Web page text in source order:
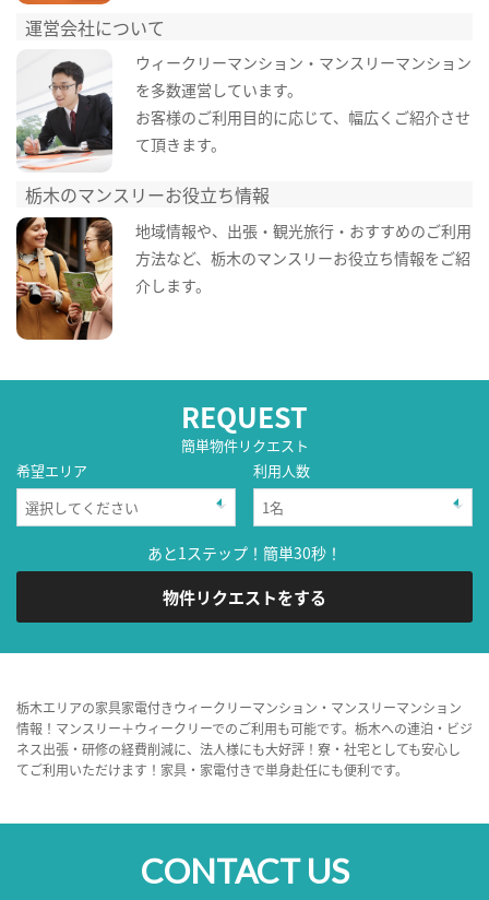
運営会社について
ウィークリーマンション・マンスリーマンション
を多数運営しています。
お客様のご利用目的に応じて、幅広くご紹介させ
て頂きます。
栃木のマンスリーお役立ち情報
地域情報や、出張・観光旅行・おすすめのご利用
方法など、栃木のマンスリーお役立ち情報をご紹
介します。
REQUEST
簡単物件リクエスト
希望エリア
利用人数
あと1ステップ！簡単30秒！
物件リクエストをする
栃木エリアの家具家電付きウィークリーマンション・マンスリーマンション
情報！マンスリー＋ウィークリーでのご利用も可能です。栃木への連泊・ビジ
ネス出張・研修の経費削減に、法人様にも大好評！寮・社宅としても安心し
てご利用いただけます！家具・家電付きで単身赴任にも便利です。
CONTACT US